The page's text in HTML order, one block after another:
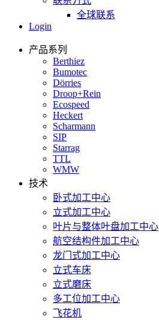
全球联系
Login
产品系列
Berthiez
Bumotec
Dörries
Droop+Rein
Ecospeed
Heckert
Scharmann
SIP
Starrag
TTL
WMW
技术
卧式加工中心
立式加工中心
叶片与整体叶盘加工中心
航空结构件加工中心
龙门式加工中心
立式车床
立式磨床
多工位加工中心
飞花机